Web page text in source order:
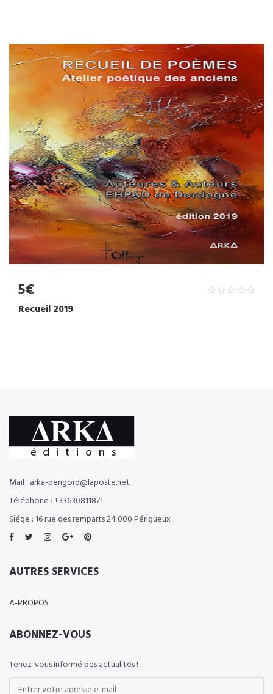
5€
Recueil 2019
Mail : arka-perigord@laposte.net
Téléphone : +33630811871
Siége : 16 rue des remparts 24 000 Périgueux
AUTRES SERVICES
A-PROPOS
ABONNEZ-VOUS
Tenez-vous informé des actualités !